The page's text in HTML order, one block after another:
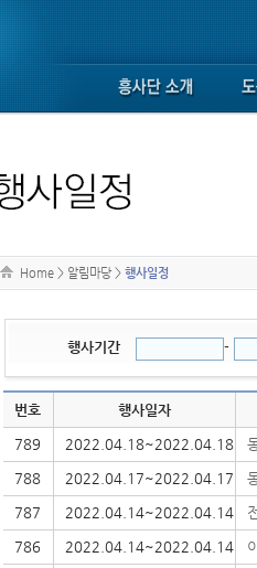
Home > 알림마당 > 행사일정
행사기간 -
번호 행사일자
789 2022.04.18~2022.04.18
788 2022.04.17~2022.04.17
787 2022.04.14~2022.04.14
786 2022.04.14~2022.04.14